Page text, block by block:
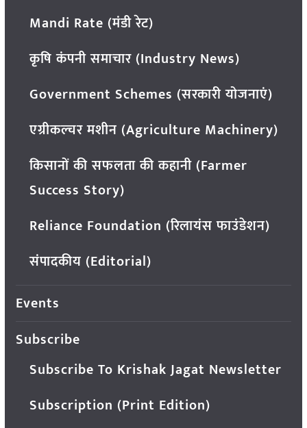
Mandi Rate (मंडी रेट)
कृषि कंपनी समाचार (Industry News)
Government Schemes (सरकारी योजनाएं)
एग्रीकल्चर मशीन (Agriculture Machinery)
किसानों की सफलता की कहानी (Farmer
Success Story)
Reliance Foundation (रिलायंस फाउंडेशन)
संपादकीय (Editorial)
Events
Subscribe
Subscribe To Krishak Jagat Newsletter
Subscription (Print Edition)